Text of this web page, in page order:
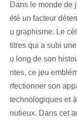
Dans le monde de
été un facteur
u graphisme. Le
titres qui a subi
u long de son
ntes, ce jeu
rfectionner son
technologiques et
nutieux. Dans cet